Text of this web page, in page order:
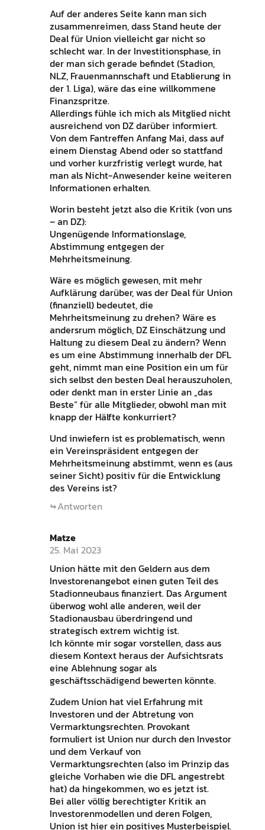
Auf der anderes Seite kann man sich
zusammenreimen, dass Stand heute der
Deal für Union vielleicht gar nicht so
schlecht war. In der Investitionsphase, in
der man sich gerade befindet (Stadion,
NLZ, Frauenmannschaft und Etablierung in
der 1. Liga), wäre das eine willkommene
Finanzspritze.
Allerdings fühle ich mich als Mitglied nicht
ausreichend von DZ darüber informiert.
Von dem Fantreffen Anfang Mai, dass auf
einem Dienstag Abend oder so stattfand
und vorher kurzfristig verlegt wurde, hat
man als Nicht-Anwesender keine weiteren
Informationen erhalten.
Worin besteht jetzt also die Kritik (von uns
– an DZ):
Ungenügende Informationslage,
Abstimmung entgegen der
Mehrheitsmeinung.
Wäre es möglich gewesen, mit mehr
Aufklärung darüber, was der Deal für Union
(finanziell) bedeutet, die
Mehrheitsmeinung zu drehen? Wäre es
andersrum möglich, DZ Einschätzung und
Haltung zu diesem Deal zu ändern? Wenn
es um eine Abstimmung innerhalb der DFL
geht, nimmt man eine Position ein um für
sich selbst den besten Deal herauszuholen,
oder denkt man in erster Linie an „das
Beste“ für alle Mitglieder, obwohl man mit
knapp der Hälfte konkurriert?
Und inwiefern ist es problematisch, wenn
ein Vereinspräsident entgegen der
Mehrheitsmeinung abstimmt, wenn es (aus
seiner Sicht) positiv für die Entwicklung
des Vereins ist?
Antworten
Matze
25. Mai 2023
Union hätte mit den Geldern aus dem
Investorenangebot einen guten Teil des
Stadionneubaus finanziert. Das Argument
überwog wohl alle anderen, weil der
Stadionausbau überdringend und
strategisch extrem wichtig ist.
Ich könnte mir sogar vorstellen, dass aus
diesem Kontext heraus der Aufsichtsrats
eine Ablehnung sogar als
geschäftsschädigend bewerten könnte.
Zudem Union hat viel Erfahrung mit
Investoren und der Abtretung von
Vermarktungsrechten. Provokant
formuliert ist Union nur durch den Investor
und dem Verkauf von
Vermarktungsrechten (also im Prinzip das
gleiche Vorhaben wie die DFL angestrebt
hat) da hingekommen, wo es jetzt ist.
Bei aller völlig berechtigter Kritik an
Investorenmodellen und deren Folgen,
Union ist hier ein positives Musterbeispiel.